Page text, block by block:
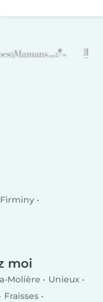
moi
Molière
Unieux
Fraisses